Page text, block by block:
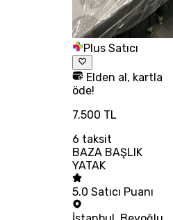
Plus Satıcı
Elden al, kartla
öde!
7.500 TL
6 taksit
BAZA BAŞLIK
YATAK
5.0 Satıcı Puanı